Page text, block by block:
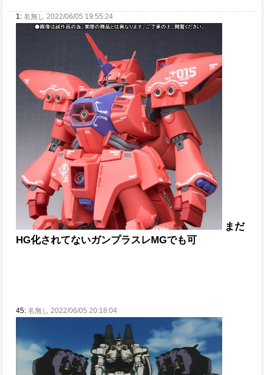
1: 名無し 2022/06/05 19:55:24
まだ
HG化されてないガンプラスレMGでも可
45: 名無し 2022/06/05 20:18:04